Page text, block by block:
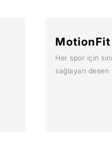
MotionFit
Her spor için
sağlayan desen